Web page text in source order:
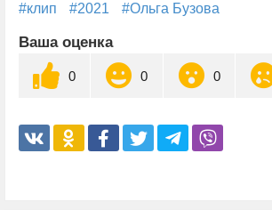
#клип #2021 #Ольга Бузова
Ваша оценка
0 0 0